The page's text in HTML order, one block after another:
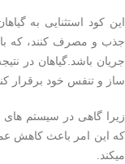
این کود استثنایی به
جذب و مصرف کنند، که
جریان باشد.گیاهان در
ساز و تنفس خود برقرار
زیرا گاهی در سیستم
که این امر باعث کاهش
میکند.